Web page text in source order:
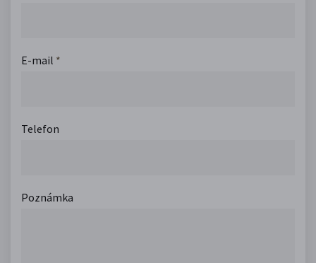
E-mail *
Telefon
Poznámka